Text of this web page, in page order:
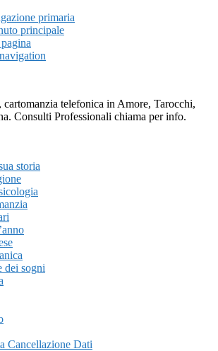
primaria
principale
telefonica in Amore, Tarocchi,
Consulti Professionali chiama per info.
storia
dei sogni
Cancellazione Dati